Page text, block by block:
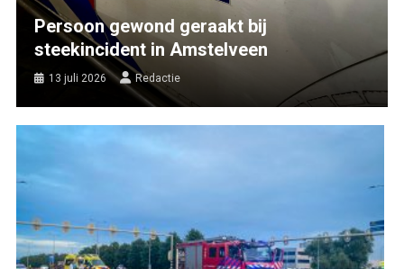
Persoon gewond geraakt bij
steekincident in Amstelveen
13 juli 2026 Redactie